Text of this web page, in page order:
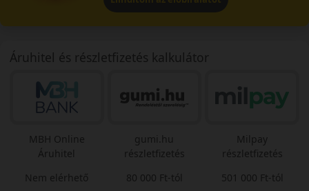
Áruhitel és részletfizetés kalkulátor
MBH Online
Áruhitel
Nem elérhető
gumi.hu
részletfizetés
80 000 Ft-tól
Milpay
részletfizetés
501 000 Ft-tól